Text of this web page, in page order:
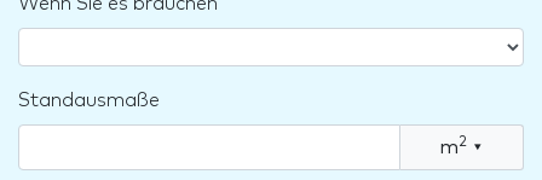
Standausmaße
m2 ▾